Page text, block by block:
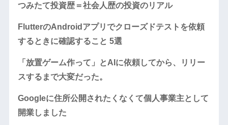
つみたて投資歴＝社会人歴の投資のリアル
FlutterのAndroidアプリでクローズドテストを依頼
するときに確認すること 5選
「放置ゲーム作って」とAIに依頼してから、リリー
スするまで大変だった。
Googleに住所公開されたくなくて個人事業主として
開業しました